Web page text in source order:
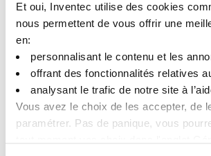
Et oui, Inventec utilise des cookies
nous permettent de vous offrir une
en:​
personnalisant le contenu et les
offrant des fonctionnalités relatives
analysant le trafic de notre site à
Vous avez le choix de les accepter, de
paramétrer.​ Pas de panique, vous
通过
铜镜测试 通过
铜腐蚀测试